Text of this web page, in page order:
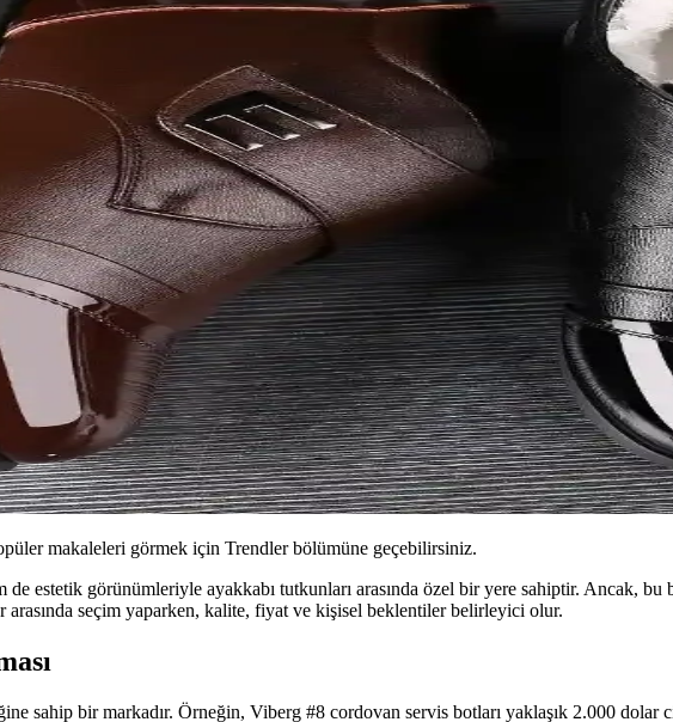
makaleleri görmek için Trendler bölümüne geçebilirsiniz.
de estetik görünümleriyle ayakkabı tutkunları arasında özel bir yere sahiptir. Ancak,
seçim yaparken, kalite, fiyat ve kişisel beklentiler belirleyici olur.
sahip bir markadır. Örneğin, Viberg #8 cordovan servis botları yaklaşık 2.000